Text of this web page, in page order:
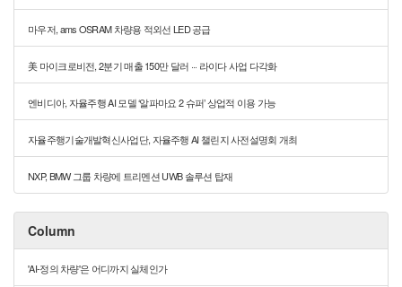
마우저, ams OSRAM 차량용 적외선 LED 공급
美 마이크로비전, 2분기 매출 150만 달러 ··· 라이다 사업 다각화
엔비디아, 자율주행 AI 모델 ‘알파마요 2 슈퍼’ 상업적 이용 가능
자율주행기술개발혁신사업단, 자율주행 AI 챌린지 사전설명회 개최
NXP, BMW 그룹 차량에 트리멘션 UWB 솔루션 탑재
Column
'AI-정의 차량'은 어디까지 실체인가